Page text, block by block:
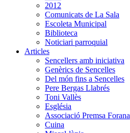
2012
Comunicats de La Sala
Escoleta Municipal
Biblioteca
Noticiari parroquial
Articles
Sencellers amb iniciativa
Genèrics de Sencelles
Del món fins a Sencelles
Pere Bergas Llabrés
Toni Vallès
Església
Associació Premsa Forana
Cuina